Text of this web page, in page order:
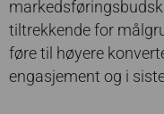
tiltrekkende for
føre til høyere
engasjement og i